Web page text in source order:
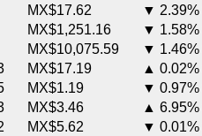
MX$17.62 ▼ 2.39%
MX$1,251.16 ▼ 1.58%
MX$10,075.59 ▼ 1.46%
MX$17.19 ▲ 0.02%
MX$1.19 ▼ 0.97%
MX$3.46 ▲ 6.95%
MX$5.62 ▼ 0.01%